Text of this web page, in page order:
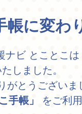
帳に変わ
ナビ とことこは
しました。
がとうございま
手帳」 をご利